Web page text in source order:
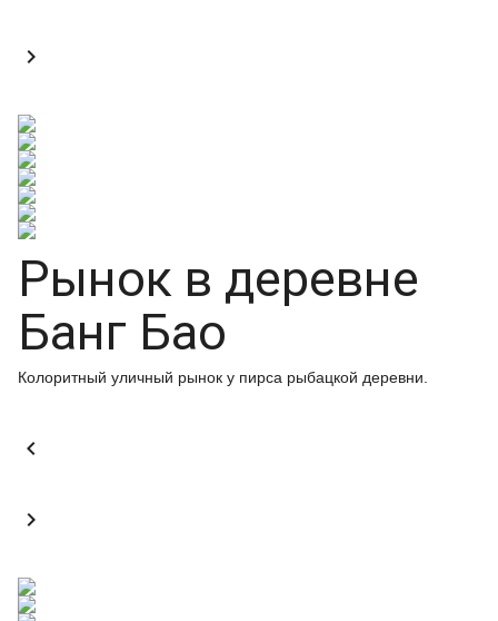

Рынок в деревне
Банг Бао
Колоритный уличный рынок у пирса рыбацкой деревни.

